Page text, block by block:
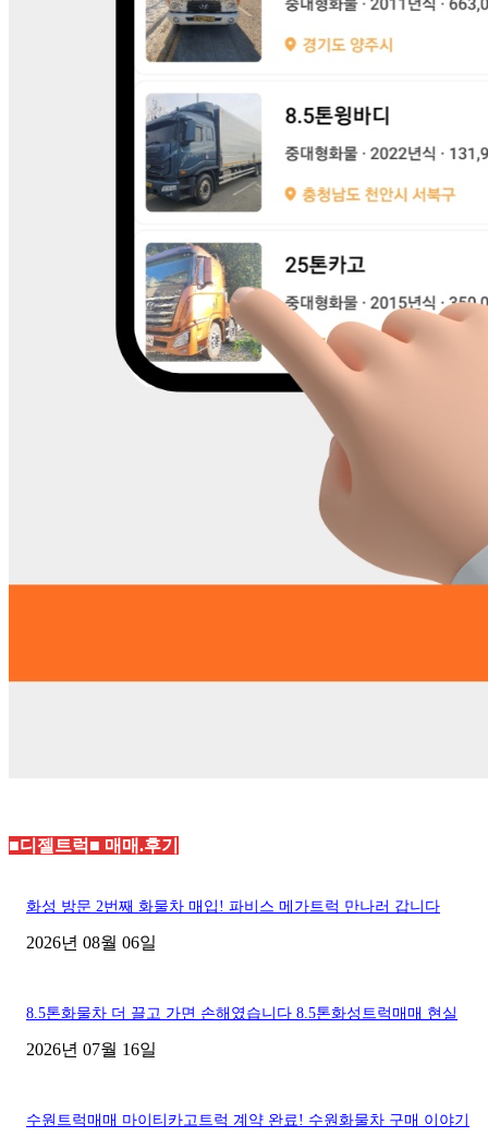
■디젤트럭■ 매매.후기
화성 방문 2번째 화물차 매입! 파비스 메가트럭 만나러 갑니다
2026년 08월 06일
8.5톤화물차 더 끌고 가면 손해였습니다 8.5톤화성트럭매매 현실
2026년 07월 16일
수원트럭매매 마이티카고트럭 계약 완료! 수원화물차 구매 이야기